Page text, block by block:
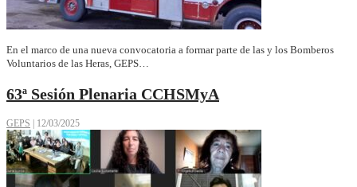
En el marco de una nueva convocatoria a formar parte de las y los Bomberos
Voluntarios de las Heras, GEPS…
63ª Sesión Plenaria CCHSMyA
GEPS 12/03/2025